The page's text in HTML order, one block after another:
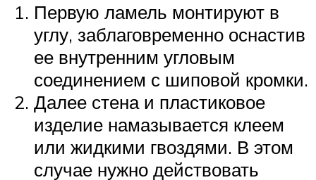
Первую ламель монтируют в
углу, заблаговременно оснастив
ее внутренним угловым
соединением с шиповой кромки.
Далее стена и пластиковое
изделие намазывается клеем
или жидкими гвоздями. В этом
случае нужно действовать